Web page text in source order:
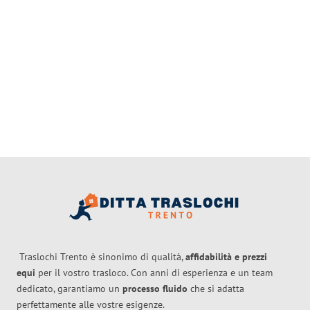
Traslochi Trento è sinonimo di qualità,affidabilità e prezzi
equi per il vostro trasloco. Con anni di esperienza e un team
dedicato, garantiamo un processo fluido che si adatta
perfettamente alle vostre esigenze.